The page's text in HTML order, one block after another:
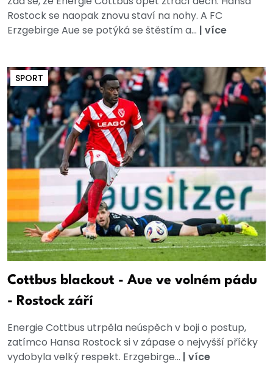
Rostock se naopak znovu staví na nohy. A FC
Erzgebirge Aue se potýká se štěstím a... | více
SPORT
Cottbus blackout - Aue ve volném pádu
- Rostock září
Energie Cottbus utrpěla neúspěch v boji o postup,
zatímco Hansa Rostock si v zápase o nejvyšší příčky
vydobyla velký respekt. Erzgebirge... | více